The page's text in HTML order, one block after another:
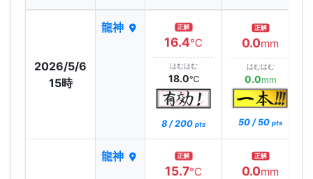
2026/5/6
15時
龍神 正解
16.4℃
はむはむ
18.0℃
8 / 200 pts
正解
0.0mm
はむはむ
0.0mm
50 / 50 pts
龍神 正解
15.7℃
正解
0.0mm